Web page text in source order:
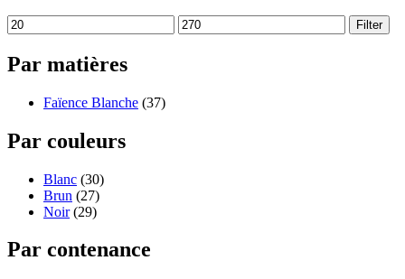
Filter
Par matières
Faïence Blanche (37)
Par couleurs
Blanc (30)
Brun (27)
Noir (29)
Par contenance